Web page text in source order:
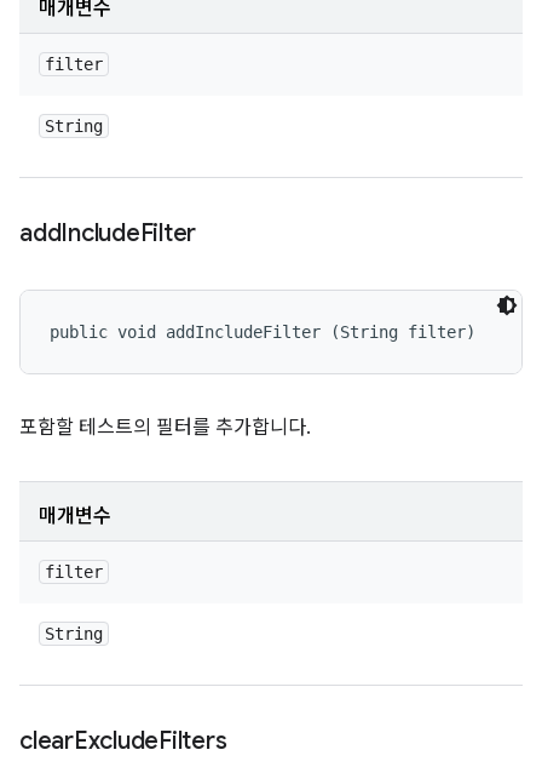
매개변수
filter
String
addIncludeFilter
public void addIncludeFilter (String filter)
포함할 테스트의 필터를 추가합니다.
매개변수
filter
String
clearExcludeFilters